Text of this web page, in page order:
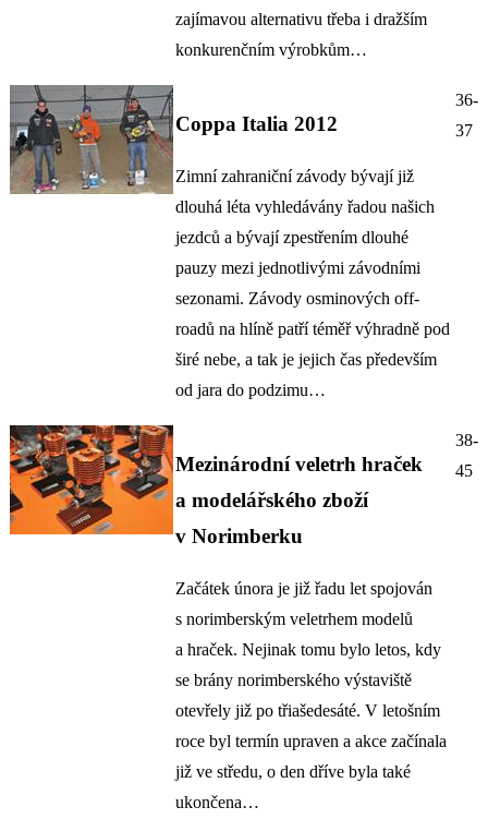
zajímavou alternativu třeba i dražším
konkurenčním výrobkům…
Coppa Italia 2012
Zimní zahraniční závody bývají již
dlouhá léta vyhledávány řadou našich
jezdců a bývají zpestřením dlouhé
pauzy mezi jednotlivými závodními
sezonami. Závody osminových off-
roadů na hlíně patří téměř výhradně pod
širé nebe, a tak je jejich čas především
od jara do podzimu…
36-
37
Mezinárodní veletrh hraček
a modelářského zboží
v Norimberku
Začátek února je již řadu let spojován
s norimberským veletrhem modelů
a hraček. Nejinak tomu bylo letos, kdy
se brány norimberského výstaviště
otevřely již po třiašedesáté. V letošním
roce byl termín upraven a akce začínala
již ve středu, o den dříve byla také
ukončena…
38-
45